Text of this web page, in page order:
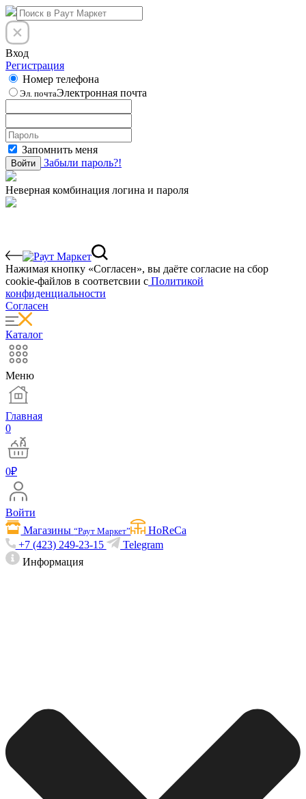
Вход
Регистрация
Номер телефона
Эл. почтаЭлектронная почта
Запомнить меня
Войти Забыли пароль?!
Неверная комбинация логина и пароля
Нажимая кнопку «Согласен», вы даёте cогласие на сбор
cookie-файлов в соответсвии с Политикой
конфиденциальности
Согласен
Каталог
Меню
Главная
0
0₽
Войти
Магазины“Раут Маркет”
HoReCa
+7 (423) 249-23-15
Telegram
Информация